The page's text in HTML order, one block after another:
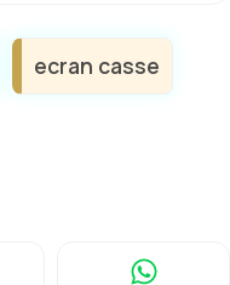
ecran casse